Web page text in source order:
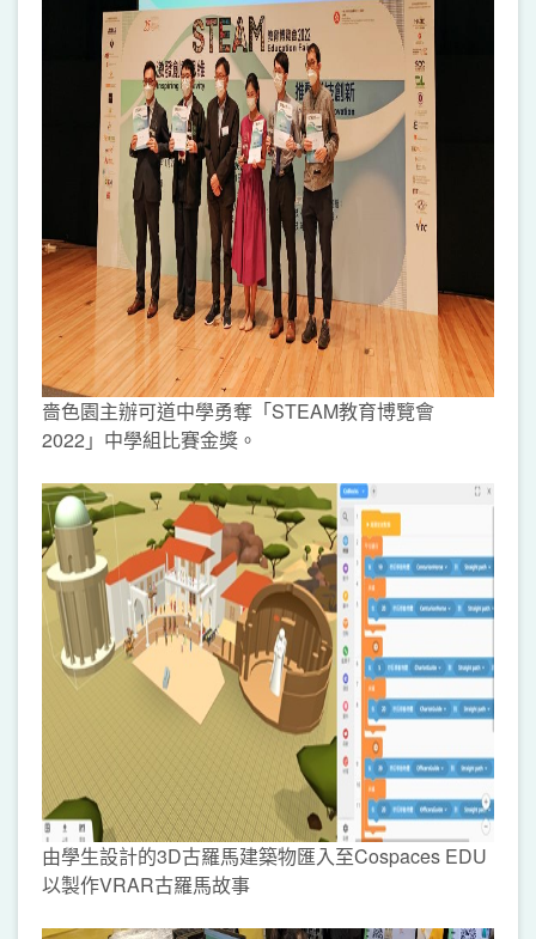
嗇色園主辦可道中學勇奪「STEAM教育博覽會
2022」中學組比賽金獎。
由學生設計的3D古羅馬建築物匯入至Cospaces EDU
以製作VRAR古羅馬故事